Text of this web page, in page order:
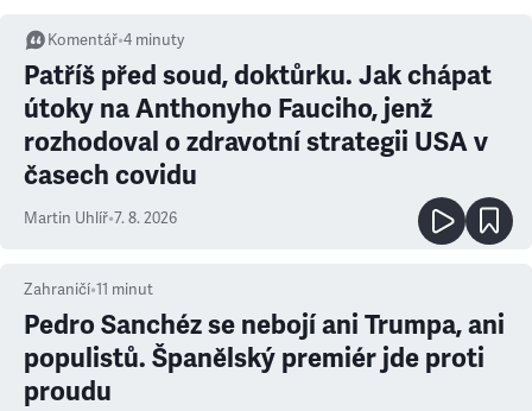
Komentář•4 minuty
Patříš před soud, doktůrku. Jak chápat
útoky na Anthonyho Fauciho, jenž
rozhodoval o zdravotní strategii USA v
časech covidu
Martin Uhlíř•7. 8. 2026
Zahraničí•11 minut
Pedro Sanchéz se nebojí ani Trumpa, ani
populistů. Španělský premiér jde proti
proudu